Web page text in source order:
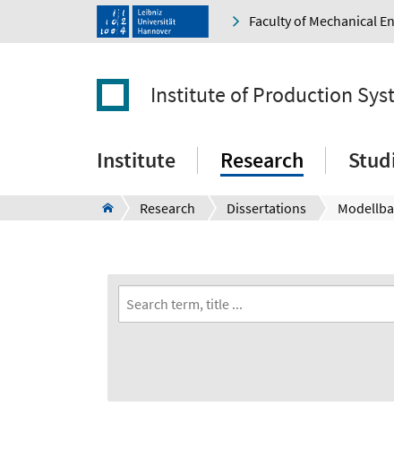
Faculty of Mechanical
Institute of Production
Institute Research
Research Dissertations